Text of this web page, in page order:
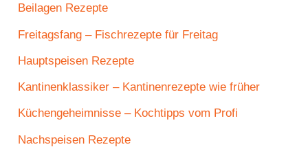
Beilagen Rezepte
Freitagsfang – Fischrezepte für Freitag
Hauptspeisen Rezepte
Kantinenklassiker – Kantinenrezepte wie früher
Küchengeheimnisse – Kochtipps vom Profi
Nachspeisen Rezepte